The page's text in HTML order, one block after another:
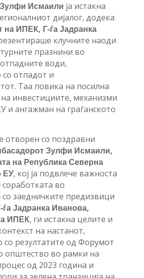
Исмаили ја истакна
дијалог, додека
на ИПЕК, Г-ѓа Јадранка
клучните наоди
празнини во
води,
отпадот и
Таа повика на посилна
инвестициите, механизми
и ангажман на граѓанското
отворен со поздравни
Зулфи Исмаили,
на Република Северна
ЕУ, кој ја подвлече важноста
соработката во
заедничките предизвици
ѓа Јадранка Иванова,
ИПЕК, ги истакна целите и
на настанот,
со резултатите од Форумот
општество во рамки на
од 2023 година и